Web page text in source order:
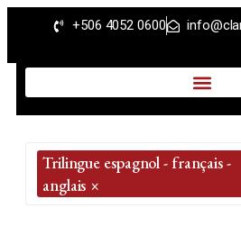
+506 4052 0600
Trilingue espagnol - français -
anglais ×